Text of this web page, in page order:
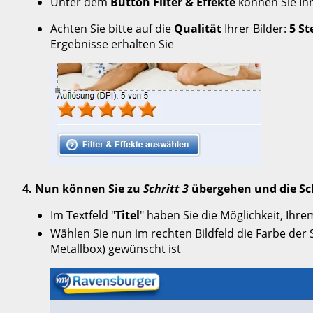
Achten Sie bitte auf die Qualität Ihrer Bilder: 5
Ergebnisse erhalten Sie
4. Nun können Sie zu Schritt 3 übergehen und die
Im Textfeld "Titel" haben Sie die Möglichkeit,
Wählen Sie nun im rechten Bildfeld die Farbe
Metallbox) gewünscht ist